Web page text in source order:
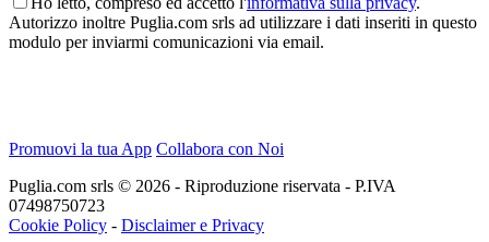
Autorizzo inoltre Puglia.com srls ad utilizzare i dati inseriti in questo
modulo per inviarmi comunicazioni via email.
Promuovi la tua App Collabora con Noi
Puglia.com srls © 2026 - Riproduzione riservata - P.IVA
07498750723
Cookie Policy - Disclaimer e Privacy